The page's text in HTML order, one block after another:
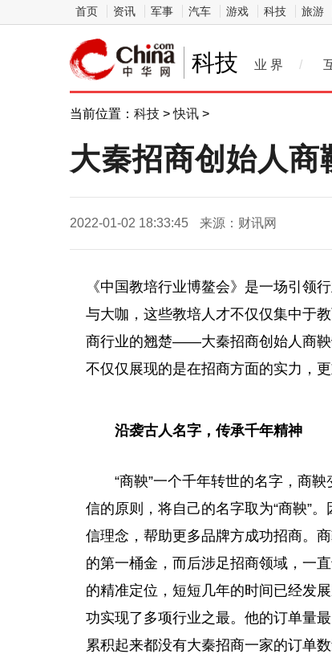
首页 资讯 军事 汽车 游戏 科技 旅游
科技 业 界 /
当前位置： 科技 >快讯 >
大秦招商创始人商
2022-01-02 18:33:45 来源：财讯网
《中国教培行业博鳌会》是一场引领
与大咖，这些教培人才不仅仅集中于
商行业的翘楚——大秦招商创始人商鞅
不仅仅展现的是在招商方面的实力，
沿袭古人名字，传承千年精神
“商鞅”一个千年转世的名字，商
信的原则，将自己的名字取为“商鞅”
信理念，帮助更多品牌方成功招商。
的第一桶金，而后涉足招商领域，一
的精准定位，短短几年的时间已经发
功实现了多项行业之最。他的订单量
累积起来都没有大秦招商一家的订单